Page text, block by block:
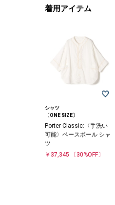
着用アイテム
シャツ
〔ONE SIZE〕
Porter Classic:〈手洗い
可能〉ベースボール シャ
ツ
￥37,345
〔30%OFF〕